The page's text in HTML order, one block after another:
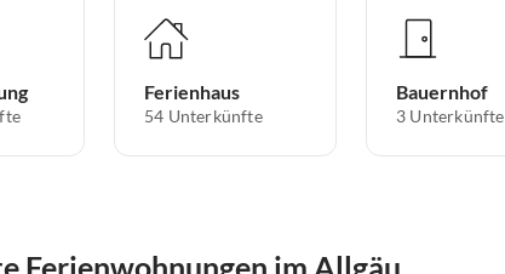
Ferienhaus
54 Unterkünfte
Bauernhof
3 Unterkünfte